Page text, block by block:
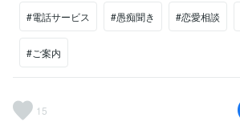
#電話サービス #愚痴聞き #恋愛相談
#ご案内
15